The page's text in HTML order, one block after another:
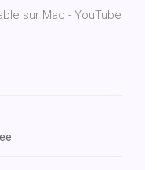
sur Mac - YouTube